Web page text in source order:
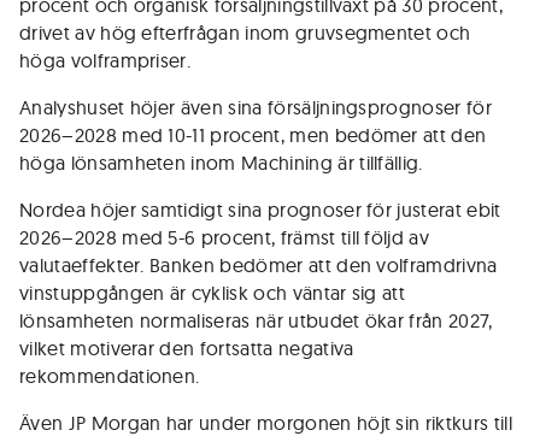
procent och organisk försäljningstillväxt på 30 procent,
drivet av hög efterfrågan inom gruvsegmentet och
höga volframpriser.
Analyshuset höjer även sina försäljningsprognoser för
2026–2028 med 10-11 procent, men bedömer att den
höga lönsamheten inom Machining är tillfällig.
Nordea höjer samtidigt sina prognoser för justerat ebit
2026–2028 med 5-6 procent, främst till följd av
valutaeffekter. Banken bedömer att den volframdrivna
vinstuppgången är cyklisk och väntar sig att
lönsamheten normaliseras när utbudet ökar från 2027,
vilket motiverar den fortsatta negativa
rekommendationen.
Även JP Morgan har under morgonen höjt sin riktkurs till